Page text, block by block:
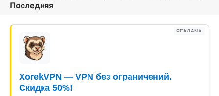
Последняя
РЕКЛАМА
XorekVPN — VPN без ограничений.
Скидка 50%!